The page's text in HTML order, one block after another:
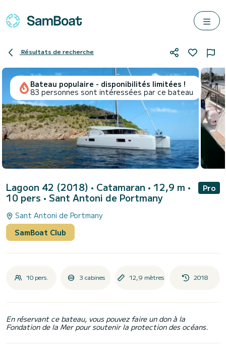
Résultats de recherche
Bateau populaire - disponibilités limitées !
83 personnes sont intéressées par ce bateau
Lagoon 42 (2018) • Catamaran • 12,9 m •
10 pers • Sant Antoni de Portmany
Pro
Sant Antoni de Portmany
SamBoat Club
10 pers. 3 cabines 12,9 mètres 2018
En réservant ce bateau, vous pouvez faire un don à la
Fondation de la Mer pour soutenir la protection des océans.